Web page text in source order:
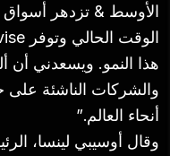
الأوسط & تزدهر أسواق
هذا النمو. ويسعدني أن
والشركات الناشئة
أنحاء العالم.”
وقال أوسيبي لينسا،